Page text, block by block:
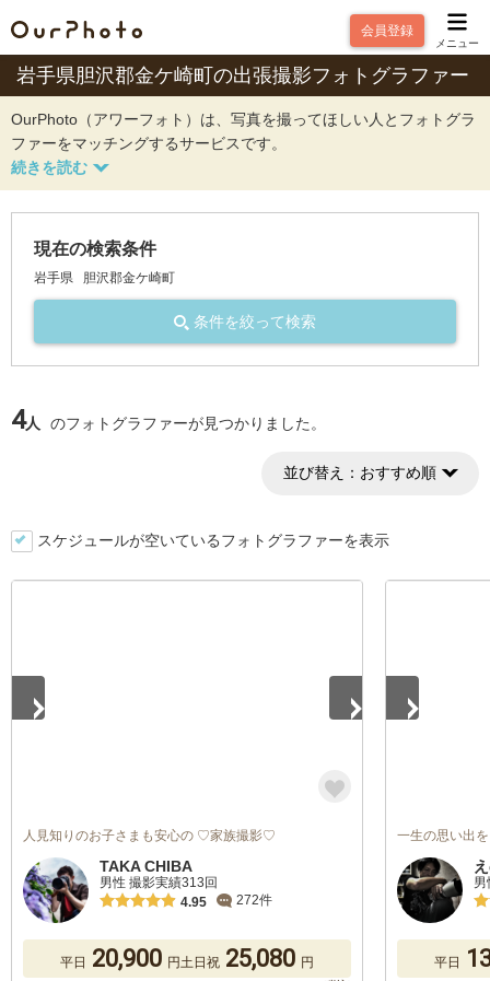
会員登録
メニュー
岩手県胆沢郡金ケ崎町の出張撮影フォトグラファー
OurPhoto（アワーフォト）は、写真を撮ってほしい人とフォトグラ
ファーをマッチングするサービスです。
現在の検索条件
岩手県 胆沢郡金ケ崎町
条件を絞って検索
4人 のフォトグラファーが見つかりました。
並び替え： おすすめ順
スケジュールが空いているフォトグラファーを表示
人見知りのお子さまも安心の ♡家族撮影♡
TAKA CHIBA
男性 撮影実績313回
4.95
272件
平日 20,900 円土日祝 25,080 円
一生の思い出
平日